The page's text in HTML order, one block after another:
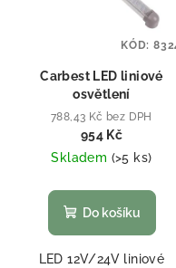
Carbest LED liniové
osvětlení
788,43 Kč bez DPH
954 Kč
Skladem (>5 ks)
Do košíku
LED 12V/24V liniové
KÓD: